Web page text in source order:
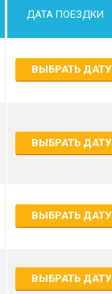
ДАТА ПОЕЗДКИ
ВЫБРАТЬ ДАТУ
ВЫБРАТЬ ДАТУ
ВЫБРАТЬ ДАТУ
ВЫБРАТЬ ДАТУ